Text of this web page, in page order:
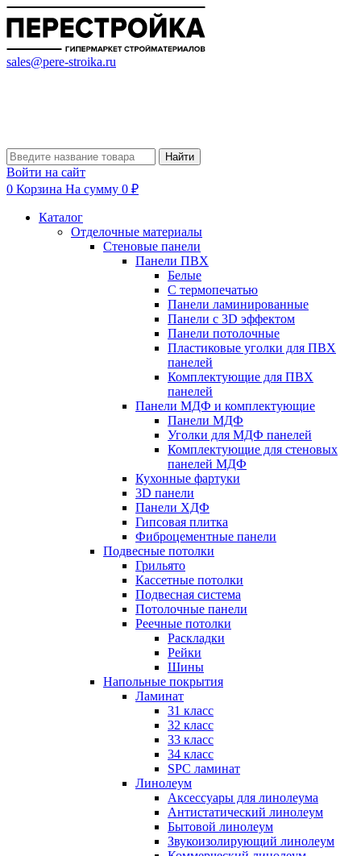
sales@pere-stroika.ru
Найти
Войти на сайт
0 Корзина На сумму 0 ₽
Каталог
Отделочные материалы
Стеновые панели
Панели ПВХ
Белые
С термопечатью
Панели ламинированные
Панели с 3D эффектом
Панели потолочные
Пластиковые уголки для ПВХ
панелей
Комплектующие для ПВХ
панелей
Панели МДФ и комплектующие
Панели МДФ
Уголки для МДФ панелей
Комплектующие для стеновых
панелей МДФ
Кухонные фартуки
3D панели
Панели ХДФ
Гипсовая плитка
Фиброцементные панели
Подвесные потолки
Грильято
Кассетные потолки
Подвесная система
Потолочные панели
Реечные потолки
Раскладки
Рейки
Шины
Напольные покрытия
Ламинат
31 класс
32 класс
33 класс
34 класс
SPC ламинат
Линолеум
Аксессуары для линолеума
Антистатический линолеум
Бытовой линолеум
Звукоизолирующий линолеум